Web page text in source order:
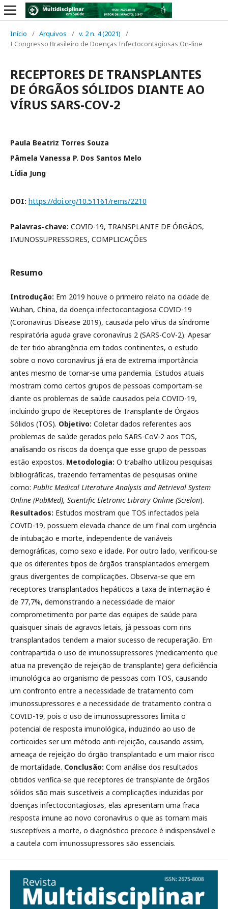
Início / Arquivos / v. 2 n. 4 (2021)
/
I Congresso Brasileiro de Doenças Infectocontagiosas On-line
RECEPTORES DE TRANSPLANTES
DE ÓRGÃOS SÓLIDOS DIANTE AO
VÍRUS SARS-COV-2
Paula Beatriz Torres Souza
Pâmela Vanessa P. Dos Santos Melo
Lídia Jung
DOI: https://doi.org/10.51161/rems/2210
Palavras-chave: COVID-19, TRANSPLANTE DE ÓRGÃOS,
IMUNOSSUPRESSORES, COMPLICAÇÕES
Resumo
Introdução: Em 2019 houve o primeiro relato na cidade de
Wuhan, China, da doença infectocontagiosa COVID-19
(Coronavirus Disease 2019), causada pelo vírus da síndrome
respiratória aguda grave coronavírus 2 (SARS-CoV-2). Apesar
de ter tido abrangência em todos continentes, o estudo
sobre o novo coronavírus já era de extrema importância
antes mesmo de tornar-se uma pandemia. Estudos atuais
mostram como certos grupos de pessoas comportam-se
diante os problemas de saúde causados pela COVID-19,
incluindo grupo de Receptores de Transplante de Órgãos
Sólidos (TOS). Objetivo: Coletar dados referentes aos
problemas de saúde gerados pelo SARS-CoV-2 aos TOS,
analisando os riscos da doença que esse grupo de pessoas
estão expostos. Metodologia: O trabalho utilizou pesquisas
bibliográficas, trazendo ferramentas de pesquisas online
como: Public Medical Literature Analysis and Retrieval System
Online (PubMed), Scientific Eletronic Library Online (Scielon).
Resultados: Estudos mostram que TOS infectados pela
COVID-19, possuem elevada chance de um final com urgência
de intubação e morte, independente de variáveis
demográficas, como sexo e idade. Por outro lado, verificou-se
que os diferentes tipos de órgãos transplantados emergem
graus divergentes de complicações. Observa-se que em
receptores transplantados hepáticos a taxa de internação é
de 77,7%, demonstrando a necessidade de maior
comprometimento por parte das equipes de saúde para
quaisquer sinais de agravos letais, já pessoas com rins
transplantados tendem a maior sucesso de recuperação. Em
contrapartida o uso de imunossupressores (medicamento que
atua na prevenção de rejeição de transplante) gera deficiência
imunológica ao organismo de pessoas com TOS, causando
um confronto entre a necessidade de tratamento com
imunossupressores e a necessidade de tratamento contra o
COVID-19, pois o uso de imunossupressores limita o
potencial de resposta imunológica, induzindo ao uso de
corticoides ser um método anti-rejeição, causando assim,
ameaça de rejeição do órgão transplantado e um maior risco
de mortalidade. Conclusão: Com análise dos resultados
obtidos verifica-se que receptores de transplante de órgãos
sólidos são mais suscetíveis a complicações induzidas por
doenças infectocontagiosas, elas apresentam uma fraca
resposta imune ao novo coronavírus o que as tornam mais
susceptíveis a morte, o diagnóstico precoce é indispensável e
a cautela com imunossupressores são essenciais.